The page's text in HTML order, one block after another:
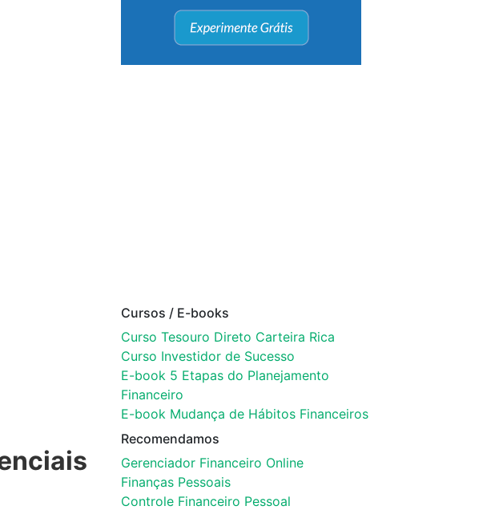
Cursos / E-books
Curso Tesouro Direto Carteira Rica
Curso Investidor de Sucesso
E-book 5 Etapas do Planejamento
Financeiro
E-book Mudança de Hábitos Financeiros
Recomendamos
Gerenciador Financeiro Online
Finanças Pessoais
Controle Financeiro Pessoal